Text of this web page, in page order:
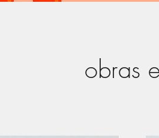
obras